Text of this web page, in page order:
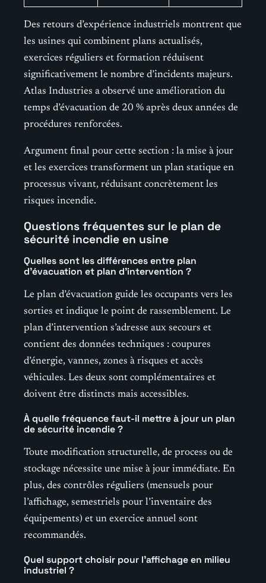
Des retours d’expérience industriels montrent que
les usines qui combinent plans actualisés,
exercices réguliers et formation réduisent
significativement le nombre d’incidents majeurs.
Atlas Industries a observé une amélioration du
temps d’évacuation de 20 % après deux années de
procédures renforcées.
Argument final pour cette section : la mise à jour
et les exercices transforment un plan statique en
processus vivant, réduisant concrètement les
risques incendie.
Questions fréquentes sur le plan de
sécurité incendie en usine
Quelles sont les différences entre plan
d’évacuation et plan d’intervention ?
Le plan d’évacuation guide les occupants vers les
sorties et indique le point de rassemblement. Le
plan d’intervention s’adresse aux secours et
contient des données techniques : coupures
d’énergie, vannes, zones à risques et accès
véhicules. Les deux sont complémentaires et
doivent être distincts mais accessibles.
À quelle fréquence faut-il mettre à jour un plan
de sécurité incendie ?
Toute modification structurelle, de process ou de
stockage nécessite une mise à jour immédiate. En
plus, des contrôles réguliers (mensuels pour
l’affichage, semestriels pour l’inventaire des
équipements) et un exercice annuel sont
recommandés.
Quel support choisir pour l’affichage en milieu
industriel ?